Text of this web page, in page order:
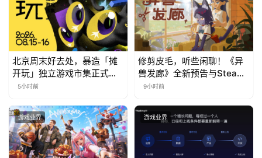
中
北京周末好去处，暴造「摊
开玩」独立游戏市集正式开
票！
5小时前
修剪皮毛，听些闲聊！《异
兽发廊》全新预告与Steam
免费试玩公开
9小时前
游戏业界 游戏业界